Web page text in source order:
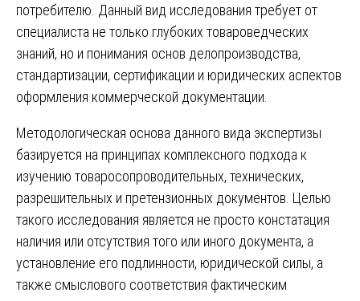
потребителю. Данный вид исследования требует от
специалиста не только глубоких товароведческих
знаний, но и понимания основ делопроизводства,
стандартизации, сертификации и юридических аспектов
оформления коммерческой документации.
Методологическая основа данного вида экспертизы
базируется на принципах комплексного подхода к
изучению товаросопроводительных, технических,
разрешительных и претензионных документов. Целью
такого исследования является не просто констатация
наличия или отсутствия того или иного документа, а
установление его подлинности, юридической силы, а
также смыслового соответствия фактическим